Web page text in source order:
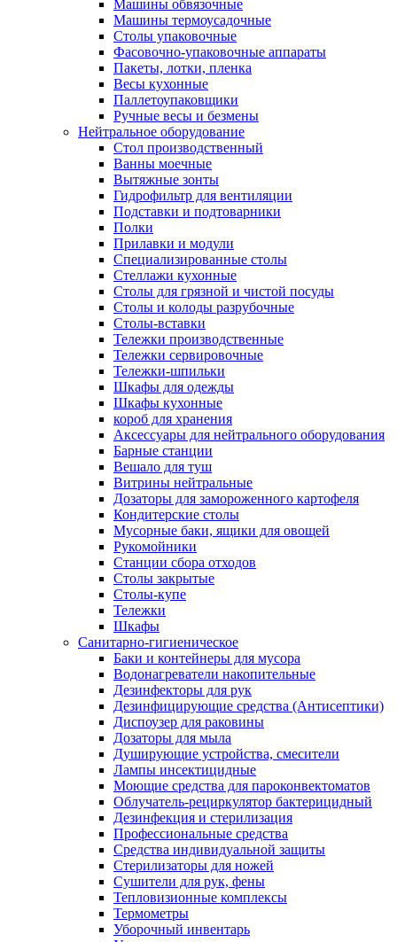
Машины обвязочные
Машины термоусадочные
Столы упаковочные
Фасовочно-упаковочные аппараты
Пакеты, лотки, пленка
Весы кухонные
Паллетоупаковщики
Ручные весы и безмены
Нейтральное оборудование
Cтол производственный
Ванны моечные
Вытяжные зонты
Гидрофильтр для вентиляции
Подставки и подтоварники
Полки
Прилавки и модули
Специализированные столы
Стеллажи кухонные
Столы для грязной и чистой посуды
Столы и колоды разрубочные
Столы-вставки
Тележки производственные
Тележки сервировочные
Тележки-шпильки
Шкафы для одежды
Шкафы кухонные
короб для хранения
Аксессуары для нейтрального оборудования
Барные станции
Вешало для туш
Витрины нейтральные
Дозаторы для замороженного картофеля
Кондитерские столы
Мусорные баки, ящики для овощей
Рукомойники
Станции сбора отходов
Столы закрытые
Столы-купе
Тележки
Шкафы
Санитарно-гигиеническое
Баки и контейнеры для мусора
Водонагреватели накопительные
Дезинфекторы для рук
Дезинфицирующие средства (Антисептики)
Диспоузер для раковины
Дозаторы для мыла
Душирующие устройства, смесители
Лампы инсектицидные
Моющие средства для пароконвектоматов
Облучатель-рециркулятор бактерицидный
Дезинфекция и стерилизация
Профессиональные средства
Средства индивидуальной защиты
Стерилизаторы для ножей
Сушители для рук, фены
Тепловизионные комплексы
Термометры
Уборочный инвентарь